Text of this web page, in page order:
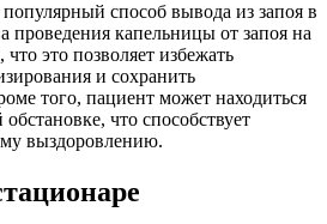
способ вывода из запоя в
проведения капельницы от запоя на
это позволяет избежать
и сохранить
того, пациент может находиться
что способствует
выздоровлению.